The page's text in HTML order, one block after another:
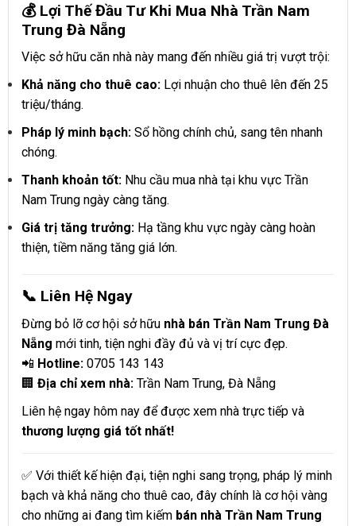
💰 Lợi Thế Đầu Tư Khi Mua Nhà Trần Nam
Trung Đà Nẵng
Việc sở hữu căn nhà này mang đến nhiều giá trị vượt trội:
Khả năng cho thuê cao: Lợi nhuận cho thuê lên đến 25
triệu/tháng.
Pháp lý minh bạch: Sổ hồng chính chủ, sang tên nhanh
chóng.
Thanh khoản tốt: Nhu cầu mua nhà tại khu vực Trần
Nam Trung ngày càng tăng.
Giá trị tăng trưởng: Hạ tầng khu vực ngày càng hoàn
thiện, tiềm năng tăng giá lớn.
📞 Liên Hệ Ngay
Đừng bỏ lỡ cơ hội sở hữu nhà bán Trần Nam Trung Đà
Nẵng mới tinh, tiện nghi đầy đủ và vị trí cực đẹp.
📲 Hotline: 0705 143 143
🏢 Địa chỉ xem nhà: Trần Nam Trung, Đà Nẵng
Liên hệ ngay hôm nay để được xem nhà trực tiếp và
thương lượng giá tốt nhất!
✅ Với thiết kế hiện đại, tiện nghi sang trọng, pháp lý minh
bạch và khả năng cho thuê cao, đây chính là cơ hội vàng
cho những ai đang tìm kiếm bán nhà Trần Nam Trung